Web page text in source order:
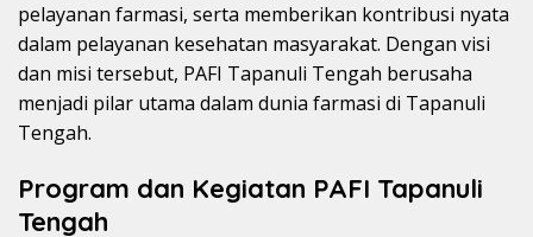
pelayanan farmasi, serta memberikan kontribusi nyata
dalam pelayanan kesehatan masyarakat. Dengan visi
dan misi tersebut, PAFI Tapanuli Tengah berusaha
menjadi pilar utama dalam dunia farmasi di Tapanuli
Tengah.
Program dan Kegiatan PAFI Tapanuli
Tengah